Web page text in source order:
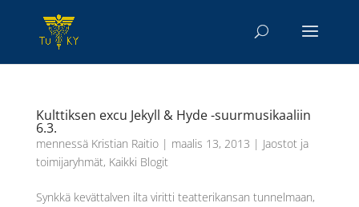
Kulttiksen excu Jekyll & Hyde -suurmusikaaliin
6.3.
mennessä Kristian Raitio| maalis 13, 2013 | Jaostot ja
toimijaryhmät, Kaikki Blogit
Synkkä kevättalven ilta viritti teatterikansan tunnelmaan,